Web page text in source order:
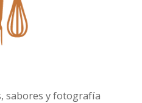
sabores y fotografía